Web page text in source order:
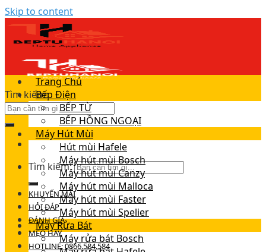
Skip to content
Tìm kiếm:
Tìm kiếm:
KHUYẾN MÃI
HỎI ĐÁP
ĐÁNH GIÁ
MẸO HAY
HOTLINE: 0866.584.584
Trang Chủ
Bếp Điện
BẾP TỪ
BẾP HỒNG NGOẠI
Máy Hút Mùi
Hút mùi Hafele
Máy hút mùi Bosch
Máy hút mùi Canzy
Máy hút mùi Malloca
Máy hút mùi Faster
Máy hút mùi Spelier
Máy Rửa Bát
Máy rửa bát Bosch